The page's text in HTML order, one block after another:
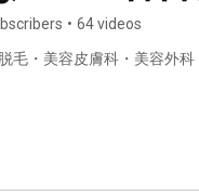
• 64 videos
毛・美容皮膚科・美容外